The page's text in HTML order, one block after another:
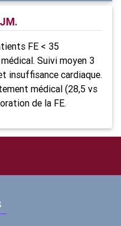
FE < 35
Suivi moyen 3
insuffisance cardiaque.
médical (28,5 vs
de la FE.